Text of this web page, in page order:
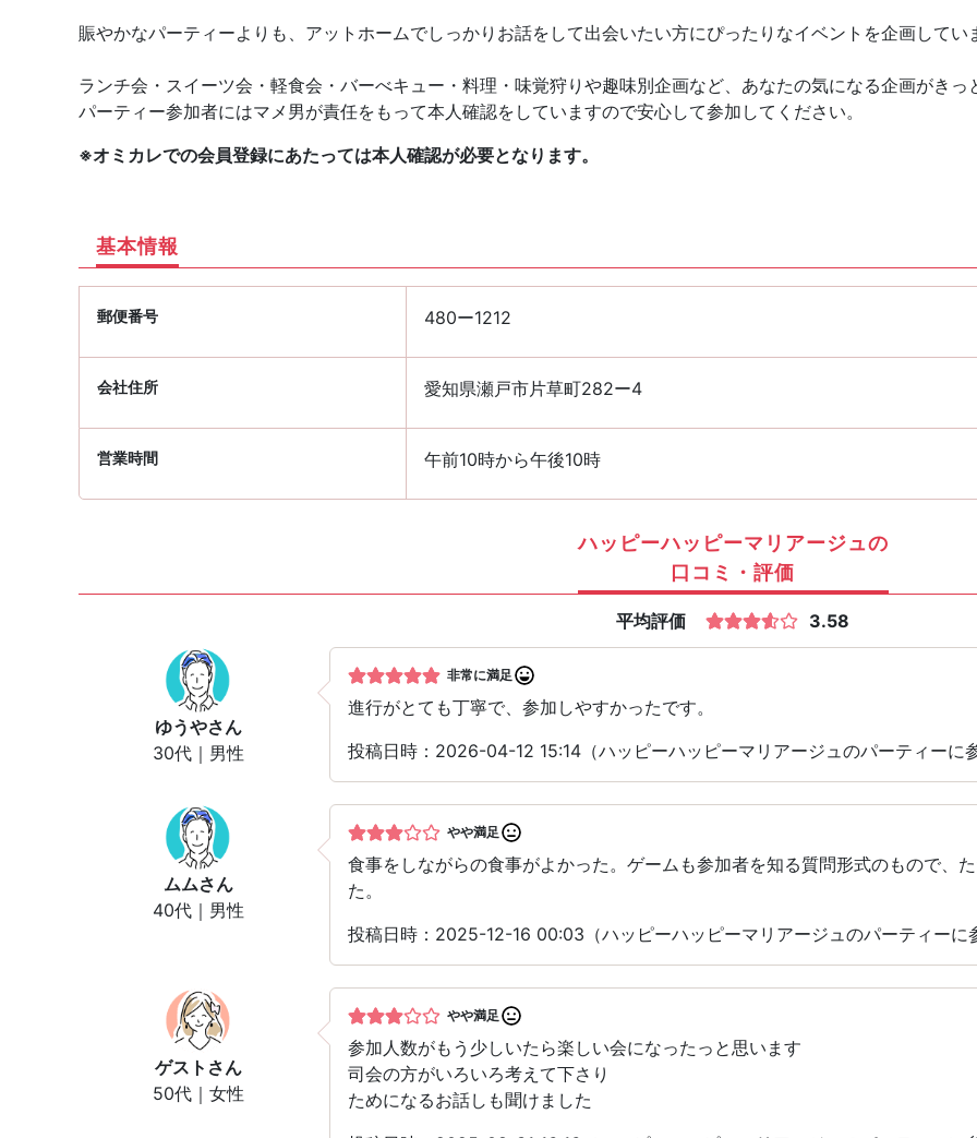
賑やかなパーティーよりも、アットホームでしっかりお話をして出会いたい方にぴったりなイベントを企画してい
ランチ会・スイーツ会・軽食会・バーべキュー・料理・味覚狩りや趣味別企画など、あなたの気になる企画がきっ
パーティー参加者にはマメ男が責任をもって本人確認をしていますので安心して参加してください。
※オミカレでの会員登録にあたっては本人確認が必要となります。
基本情報
郵便番号 480ー1212
会社住所 愛知県瀬戸市片草町282ー4
営業時間 午前10時から午後10時
ハッピーハッピーマリアージュの
口コミ・評価
平均評価 3.58
ゆうやさん
30代｜男性
非常に満足
進行がとても丁寧で、参加しやすかったです。
投稿日時：2026-04-12 15:14（ハッピーハッピーマリアージュのパーティーに参
ムムさん
40代｜男性
やや満足
食事をしながらの食事がよかった。ゲームも参加者を知る質問形式のもので、
た。
投稿日時：2025-12-16 00:03（ハッピーハッピーマリアージュのパーティーに
ゲスト さん
50代｜女性
やや満足
参加人数がもう少しいたら楽しい会になったっと思います
司会の方がいろいろ考えて下さり
ためになるお話しも聞けました